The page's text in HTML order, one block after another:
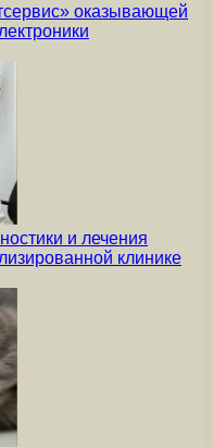
оказывающей
и лечения
клинике